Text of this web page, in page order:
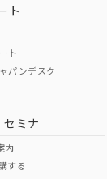
O
ページへ
ください
ト
ト
パンデスク
ミナ
内
する